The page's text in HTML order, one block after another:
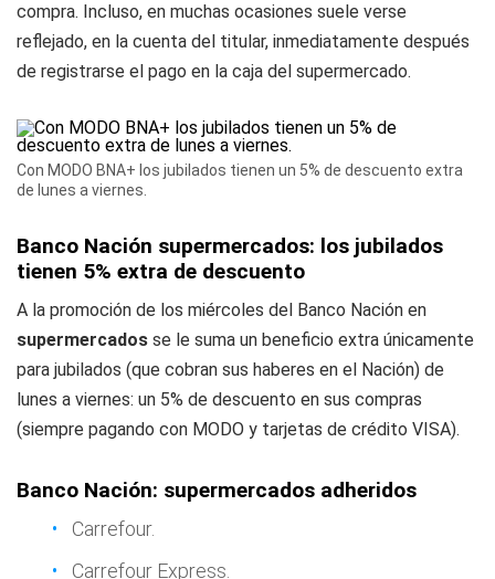
compra. Incluso, en muchas ocasiones suele verse
reflejado, en la cuenta del titular, inmediatamente después
de registrarse el pago en la caja del supermercado.
Con MODO BNA+ los jubilados tienen un 5% de descuento extra
de lunes a viernes.
Banco Nación supermercados: los jubilados
tienen 5% extra de descuento
A la promoción de los miércoles del Banco Nación en
supermercados se le suma un beneficio extra únicamente
para jubilados (que cobran sus haberes en el Nación) de
lunes a viernes: un 5% de descuento en sus compras
(siempre pagando con MODO y tarjetas de crédito VISA).
Banco Nación: supermercados adheridos
Carrefour.
Carrefour Express.